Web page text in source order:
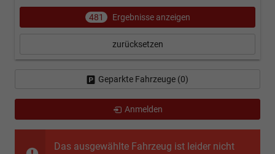
Das ausgewählte Fahrzeug ist leider nicht
481 Ergebnisse anzeigen
zurücksetzen
Geparkte Fahrzeuge (0)
Anmelden